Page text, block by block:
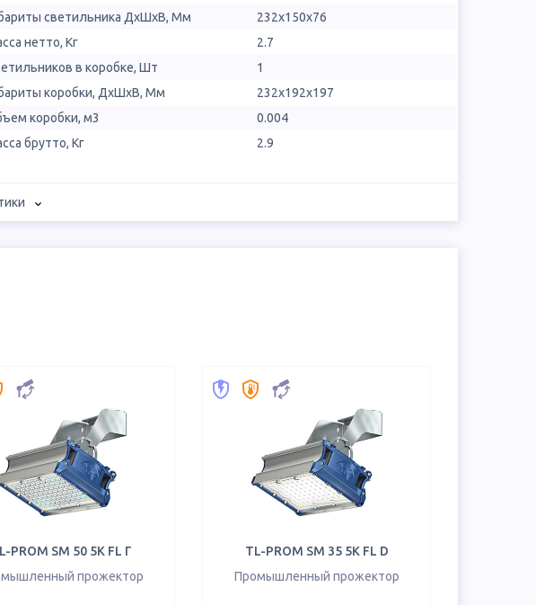
светильника ДхШхВ, Мм
232x150x76
нетто, Кг
2.7
в коробке, Шт
1
коробки, ДхШхВ, Мм
232x192x197
коробки, м3
0.004
брутто, Кг
2.9
PROM SM 50 5K FL Г
прожектор
TL-PROM SM 35 5K FL D
Промышленный прожектор